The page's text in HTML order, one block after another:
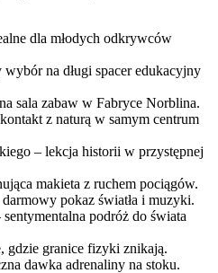
dla młodych odkrywców
na długi spacer edukacyjny
sala zabaw w Fabryce Norblina.
z naturą w samym centrum
– lekcja historii w przystępnej
makieta z ruchem pociągów.
pokaz światła i muzyki.
podróż do świata
gdzie granice fizyki znikają.
dawka adrenaliny na stoku.